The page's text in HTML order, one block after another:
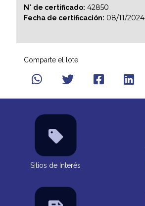
N° de certificado: 42850
Fecha de certificación: 08/11/2024
Comparte el lote
Sitios de Interés